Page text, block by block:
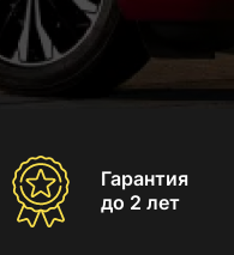
Гарантия
до 2 лет